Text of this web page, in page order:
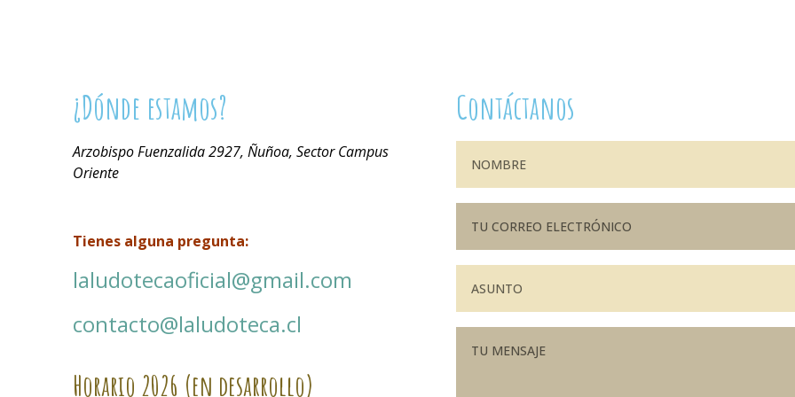
¿Dónde estamos?
Arzobispo Fuenzalida 2927, Ñuñoa, Sector Campus
Oriente
Tienes alguna pregunta:
laludotecaoficial@gmail.com
contacto@laludoteca.cl
Horario 2026 (en desarrollo)
Contáctanos